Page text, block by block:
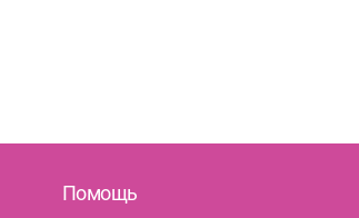
Помощь